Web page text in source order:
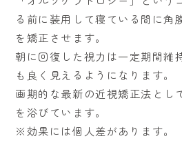
る前に装用して寝ている間に角
を矯正させます。
朝に回復した視力は一定期間維
も良く見えるようになります。
画期的な最新の近視矯正法とし
を浴びています。
※効果には個人差があります。